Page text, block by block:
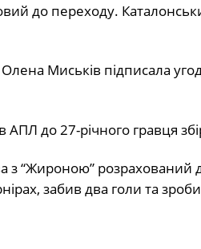
до переходу.
Миськів підписала
до 27-річного гравця
“Жироною” розрахований
забив два голи та